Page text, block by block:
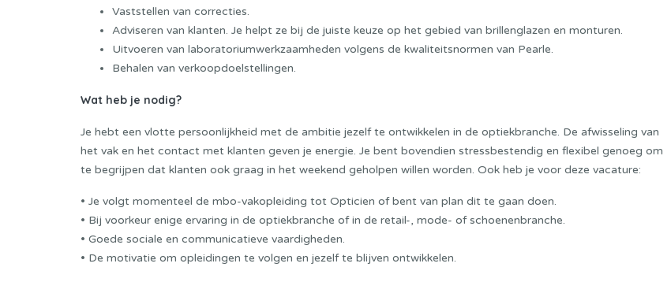
Vaststellen van correcties.
Adviseren van klanten. Je helpt ze bij de juiste keuze op het gebied van brillenglazen en monturen.
Uitvoeren van laboratoriumwerkzaamheden volgens de kwaliteitsnormen van Pearle.
Behalen van verkoopdoelstellingen.
Wat heb je nodig?
Je hebt een vlotte persoonlijkheid met de ambitie jezelf te ontwikkelen in de optiekbranche. De afwisseling van
het vak en het contact met klanten geven je energie. Je bent bovendien stressbestendig en flexibel genoeg om
te begrijpen dat klanten ook graag in het weekend geholpen willen worden. Ook heb je voor deze vacature:
• Je volgt momenteel de mbo-vakopleiding tot Opticien of bent van plan dit te gaan doen.
• Bij voorkeur enige ervaring in de optiekbranche of in de retail-, mode- of schoenenbranche.
• Goede sociale en communicatieve vaardigheden.
• De motivatie om opleidingen te volgen en jezelf te blijven ontwikkelen.